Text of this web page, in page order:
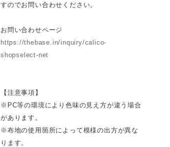
すのでお問い合わせください。
お問い合わせページ
https://thebase.in/inquiry/calico-
shopselect-net
【注意事項】
※PC等の環境により色味の見え方が違う場合
があります。
※布地の使用箇所によって模様の出方が異な
ります。